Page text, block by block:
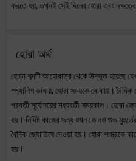
করতে হয়, তখনই সেই দিনের হোরা এবং
হোরা অর্থ
হোড়া শব্দটি আহোরাত্র থেকে উদ্ভূত হয়েছে
স্প্যানিশ ভাষায়, হোরা সময়কে বোঝায়।
পরবর্তী সূর্যোদয়ের মধ্যবর্তী সময়কাল। হোরা
হয়। নির্দিষ্ট কাজের জন্য যখন কোনও শুভ
বৈদিক জ্যোতিষে দেওয়া হয়। হোরা শাস্ত্রকে
হয়।